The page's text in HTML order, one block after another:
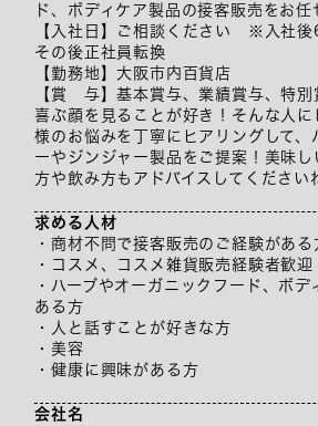
ド、ボディケア製品の接客販売をお任
【入社日】ご相談ください ※入社後
その後正社員転換
【勤務地】大阪市内百貨店
【賞 与】基本賞与、業績賞与、特別
喜ぶ顔を見ることが好き！そんな人に
様のお悩みを丁寧にヒアリングして、
ーやジンジャー製品をご提案！美味し
方や飲み方もアドバイスしてください
求める人材
・商材不問で接客販売のご経験がある
・コスメ、コスメ雑貨販売経験者歓迎
・ハーブやオーガニックフード、ボ
ある方
・人と話すことが好きな方
・美容
・健康に興味がある方
会社名